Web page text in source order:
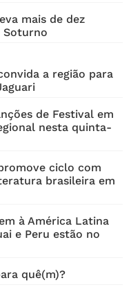
mais de dez
Soturno
a região para
de Festival em
nesta quinta-
ciclo com
brasileira em
à América Latina
e Peru estão no
quê(m)?